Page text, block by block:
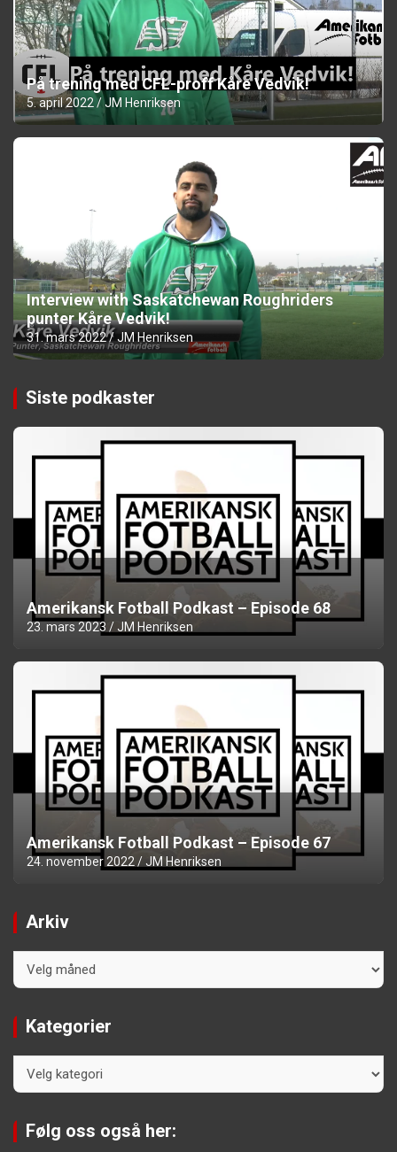
På trening med CFL-proff Kåre Vedvik!
5. april 2022 JM Henriksen
Interview with Saskatchewan Roughriders
punter Kåre Vedvik!
31. mars 2022 JM Henriksen
Siste podkaster
Amerikansk Fotball Podkast – Episode 68
23. mars 2023 JM Henriksen
Amerikansk Fotball Podkast – Episode 67
24. november 2022 JM Henriksen
Arkiv
Kategorier
Følg oss også her: